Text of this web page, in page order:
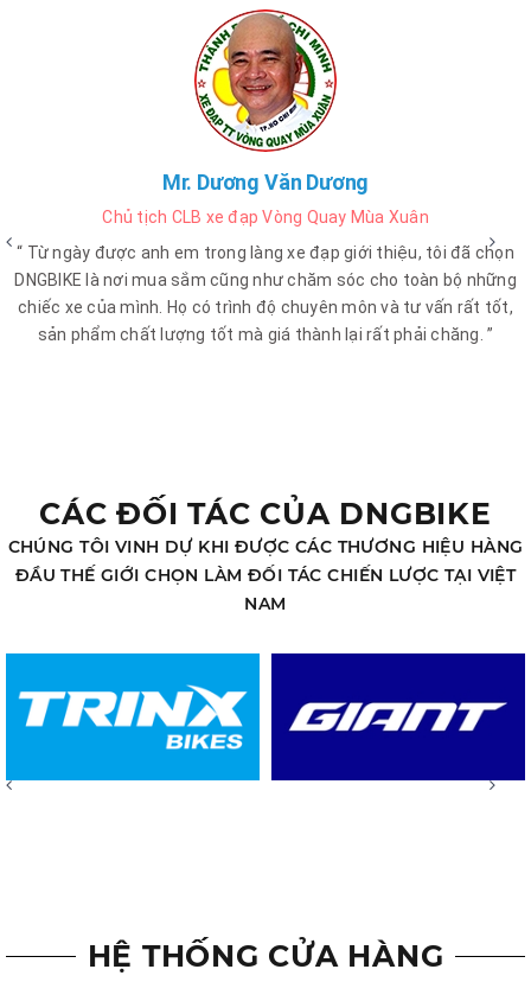
Mr. Dương Văn Dương
Chủ tịch CLB xe đạp Vòng Quay Mùa Xuân
“ Từ ngày được anh em trong làng xe đạp giới thiệu, tôi đã chọn
DNGBIKE là nơi mua sắm cũng như chăm sóc cho toàn bộ những
chiếc xe của mình. Họ có trình độ chuyên môn và tư vấn rất tốt,
sản phẩm chất lượng tốt mà giá thành lại rất phải chăng. ”
CÁC ĐỐI TÁC CỦA DNGBIKE
CHÚNG TÔI VINH DỰ KHI ĐƯỢC CÁC THƯƠNG HIỆU HÀNG
ĐẦU THẾ GIỚI CHỌN LÀM ĐỐI TÁC CHIẾN LƯỢC TẠI VIỆT
NAM
HỆ THỐNG CỬA HÀNG